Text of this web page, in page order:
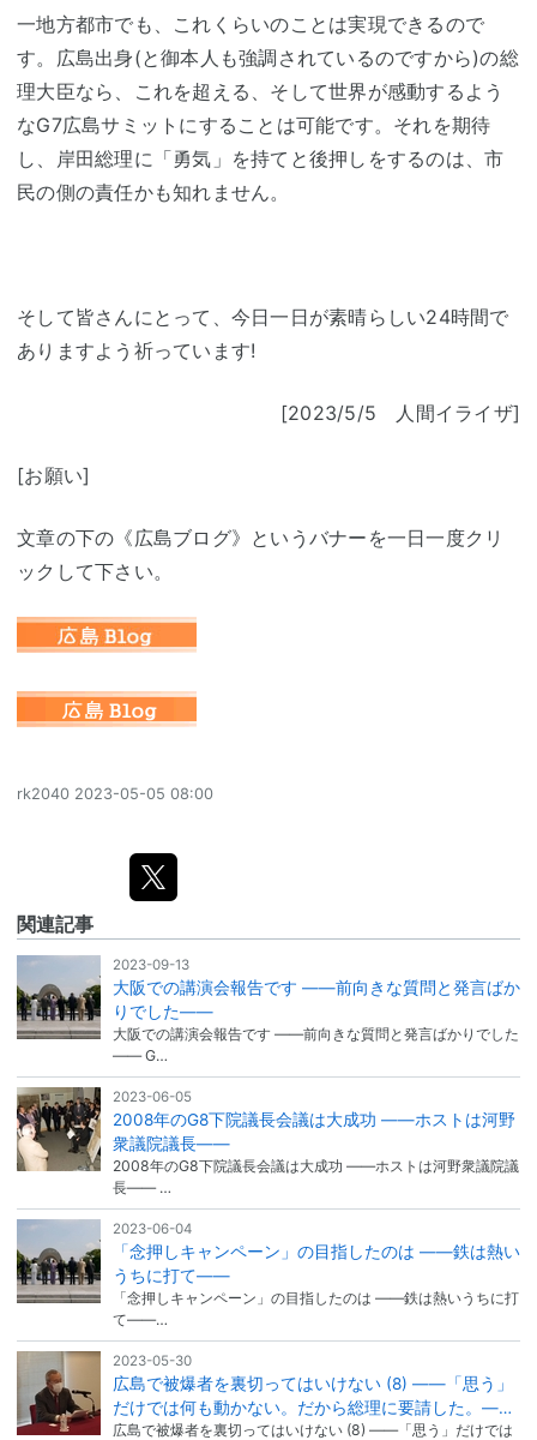
一地方都市でも、これくらいのことは実現できるので
す。広島出身(と御本人も強調されているのですから)の総
理大臣なら、これを超える、そして世界が感動するよう
なG7広島サミットにすることは可能です。それを期待
し、岸田総理に「勇気」を持てと後押しをするのは、市
民の側の責任かも知れません。
そして皆さんにとって、今日一日が素晴らしい24時間で
ありますよう祈っています!
[2023/5/5 人間イライザ]
[お願い]
文章の下の《広島ブログ》というバナーを一日一度クリ
ックして下さい。
rk2040 2023-05-05 08:00
関連記事
2023-09-13
大阪での講演会報告です ――前向きな質問と発言ばか
りでした――
大阪での講演会報告です ――前向きな質問と発言ばかりでした
―― G…
2023-06-05
2008年のG8下院議長会議は大成功 ――ホストは河野
衆議院議長――
2008年のG8下院議長会議は大成功 ――ホストは河野衆議院議
長―― …
2023-06-04
「念押しキャンペーン」の目指したのは ――鉄は熱い
うちに打て――
「念押しキャンペーン」の目指したのは ――鉄は熱いうちに打
て――…
2023-05-30
広島で被爆者を裏切ってはいけない (8) ――「思う」
だけでは何も動かない。だから総理に要請した。―…
広島で被爆者を裏切ってはいけない (8) ――「思う」だけでは